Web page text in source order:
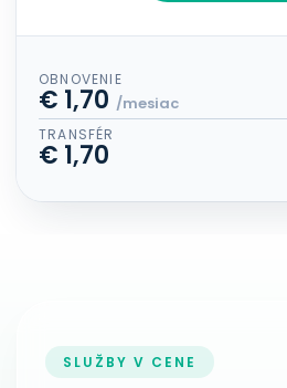
OBNOVENIE
€ 1,70 /mesiac
TRANSFÉR
€ 1,70
SLUŽBY V CENE